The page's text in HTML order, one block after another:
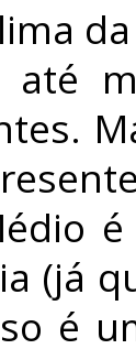
até
(já
é